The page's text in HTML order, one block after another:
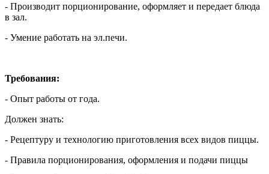
- Производит порционирование, оформляет и передает блюда
в зал.
- Умение работать на эл.печи.
Требования:
- Опыт работы от года.
Должен знать:
- Рецептуру и технологию приготовления всех видов пиццы.
- Правила порционирования, оформления и подачи пиццы